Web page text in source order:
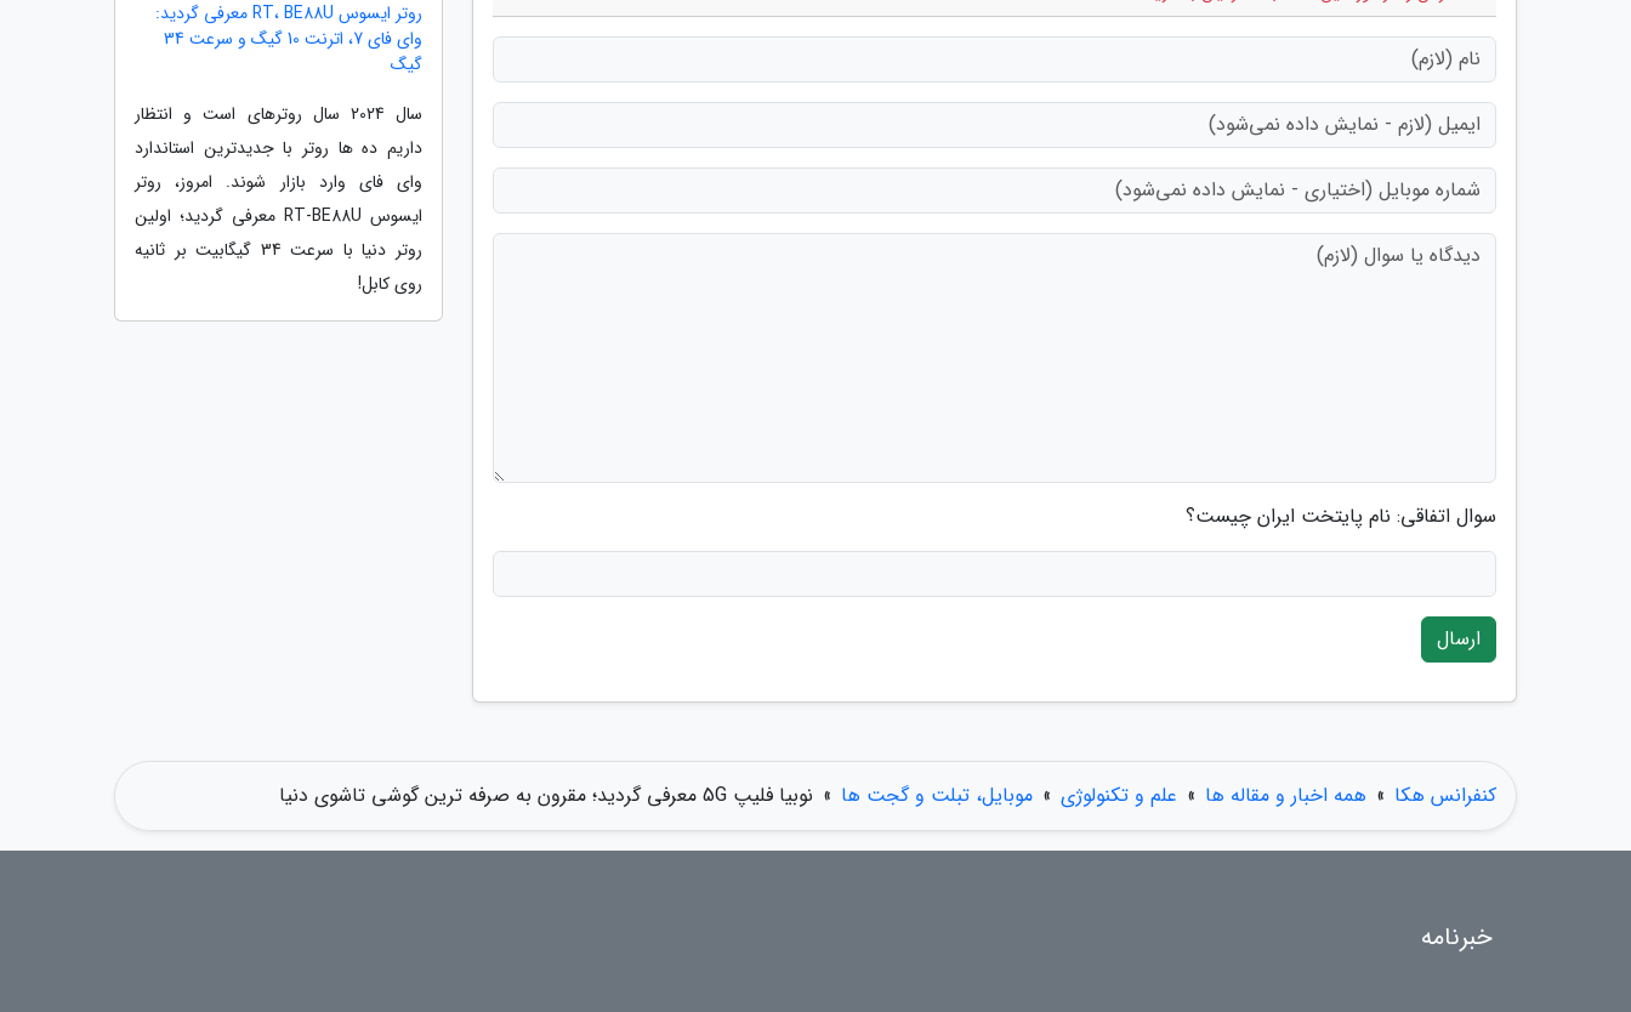
سوال اتفاقی: نام پایتخت ایران چیست؟
ارسال
روتر ایسوس RT، BE88U معرفی گردید:
وای فای 7، اترنت 10 گیگ و سرعت 34
گیگ
سال 2024 سال روترهای است و انتظار
داریم ده ها روتر با جدیدترین استاندارد
وای فای وارد بازار شوند. امروز، روتر
ایسوس RT-BE88U معرفی گردید؛ اولین
روتر دنیا با سرعت 34 گیگابیت بر ثانیه
روی کابل!
کنفرانس هکا » همه اخبار و مقاله ها » علم و تکنولوژی » موبایل، تبلت و گجت ها » نوبیا فلیپ 5G معرفی گردید؛ مقرون به صرفه ترین گوشی تاشوی دنیا
خبرنامه